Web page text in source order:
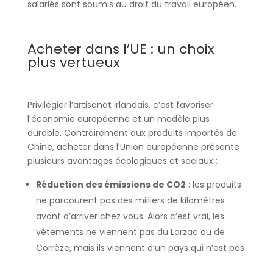
salariés sont soumis au droit du travail européen.
Acheter dans l’UE : un choix
plus vertueux
Privilégier l’artisanat irlandais, c’est favoriser
l’économie européenne et un modèle plus
durable. Contrairement aux produits importés de
Chine, acheter dans l’Union européenne présente
plusieurs avantages écologiques et sociaux :
Réduction des émissions de CO2 : les produits
ne parcourent pas des milliers de kilomètres
avant d’arriver chez vous. Alors c’est vrai, les
vêtements ne viennent pas du Larzac ou de
Corrèze, mais ils viennent d’un pays qui n’est pas